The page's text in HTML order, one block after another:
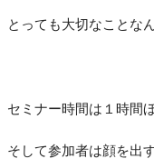
とっても大切なことな
セミナー時間は１時間
そして参加者は顔を出